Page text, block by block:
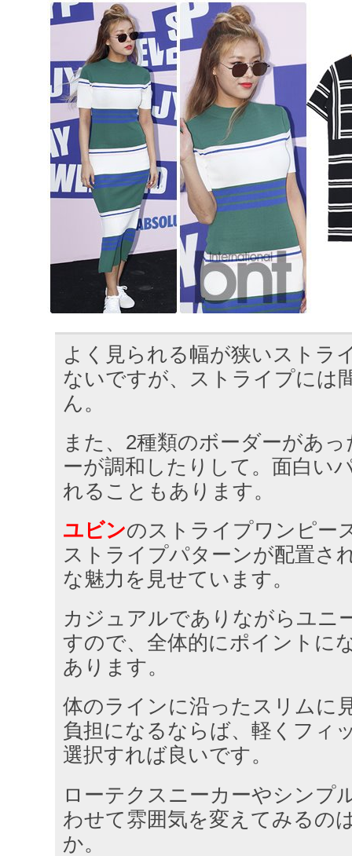
よく見られる幅が狭いストラ
ないですが、ストライプには
ん。
また、2種類のボーダーがあ
ーが調和したりして。面白い
れることもあります。
ユビンのストライプワンピー
ストライプパターンが配置さ
な魅力を見せています。
カジュアルでありながらユニ
すので、全体的にポイントに
あります。
体のラインに沿ったスリムに
負担になるならば、軽くフィ
選択すれば良いです。
ローテクスニーカーやシンプ
わせて雰囲気を変えてみるの
か。